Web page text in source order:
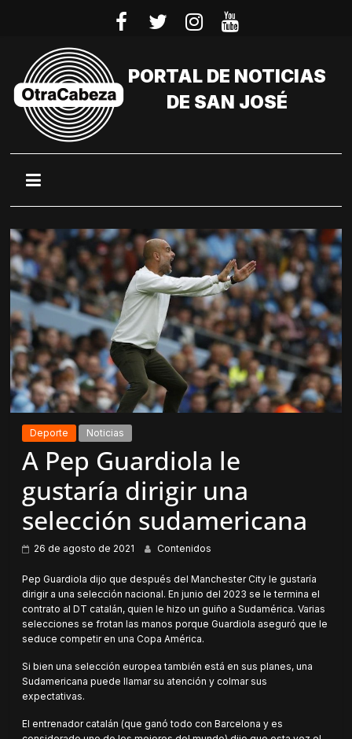
PORTAL DE NOTICIAS
DE SAN JOSÉ
Deporte Noticias
A Pep Guardiola le
gustaría dirigir una
selección sudamericana
26 de agosto de 2021 Contenidos
Pep Guardiola dijo que después del Manchester City le gustaría
dirigir a una selección nacional. En junio del 2023 se le termina el
contrato al DT catalán, quien le hizo un guiño a Sudamérica. Varias
selecciones se frotan las manos porque Guardiola aseguró que le
seduce competir en una Copa América.
Si bien una selección europea también está en sus planes, una
Sudamericana puede llamar su atención y colmar sus
expectativas.
El entrenador catalán (que ganó todo con Barcelona y es